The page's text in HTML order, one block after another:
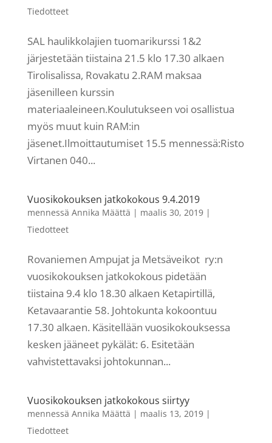
Tiedotteet
SAL haulikkolajien tuomarikurssi 1&2
järjestetään tiistaina 21.5 klo 17.30 alkaen
Tirolisalissa, Rovakatu 2.RAM maksaa
jäsenilleen kurssin
materiaaleineen.Koulutukseen voi osallistua
myös muut kuin RAM:in
jäsenet.Ilmoittautumiset 15.5 mennessä:Risto
Virtanen 040...
Vuosikokouksen jatkokokous 9.4.2019
mennessä Annika Määttä | maalis 30, 2019|
Tiedotteet
Rovaniemen Ampujat ja Metsäveikot ry:n
vuosikokouksen jatkokokous pidetään
tiistaina 9.4 klo 18.30 alkaen Ketapirtillä,
Ketavaarantie 58. Johtokunta kokoontuu
17.30 alkaen. Käsitellään vuosikokouksessa
kesken jääneet pykälät: 6. Esitetään
vahvistettavaksi johtokunnan...
Vuosikokouksen jatkokokous siirtyy
mennessä Annika Määttä | maalis 13, 2019|
Tiedotteet